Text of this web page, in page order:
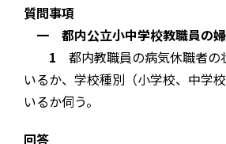
質問事項
一 都内公立小中学校教職員の
1 都内教職員の病気休職者の
いるか、学校種別（小学校、中学
いるか伺う。
回答